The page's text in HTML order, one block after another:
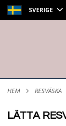
SVERIGE
HEM RESVÄSKA
LÄTTA